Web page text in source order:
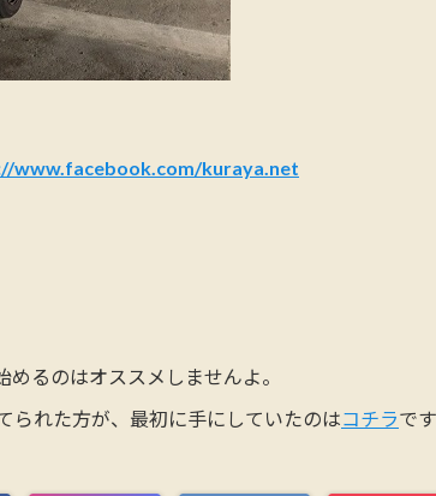
www.facebook.com/kuraya.net
るのはオススメしませんよ。
られた方が、最初に手にしていたのはコチラです